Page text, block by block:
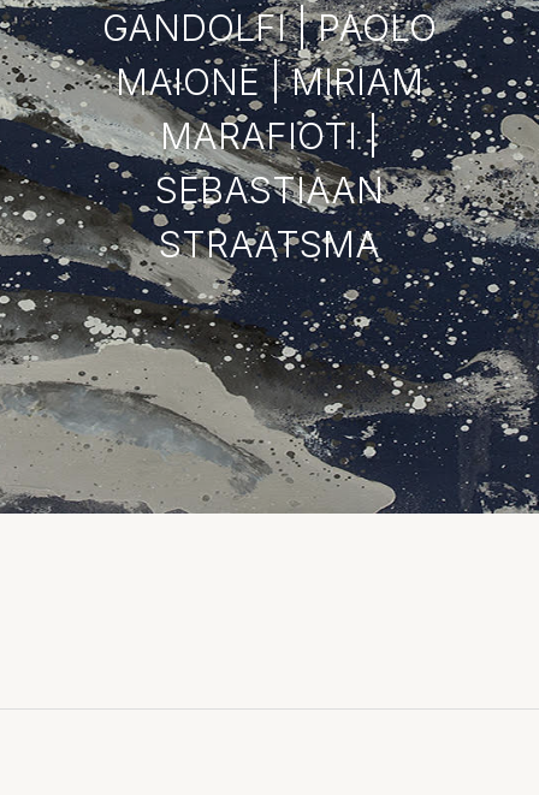
GANDOLFI | PAOLO
MAIONE | MIRIAM
MARAFIOTI |
SEBASTIAAN
STRAATSMA